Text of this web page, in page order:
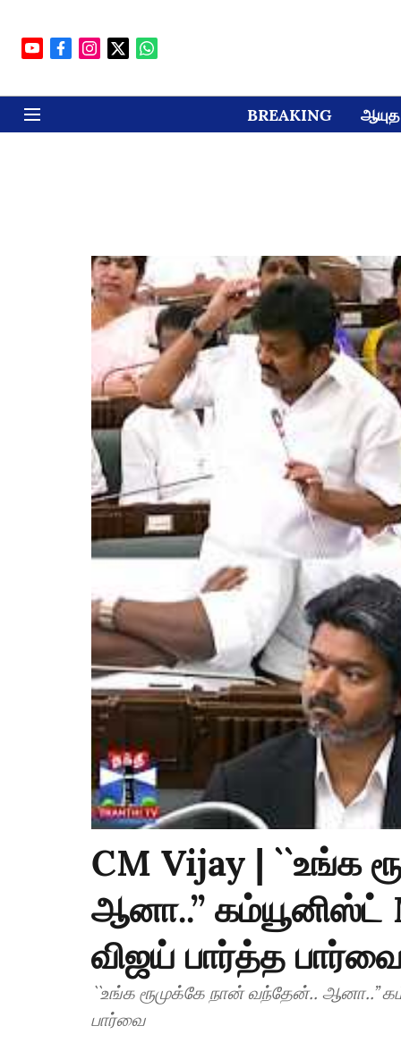
BREAKING ஆயுத
CM Vijay | ``உங்க
ஆனா..’’ கம்யூனிஸ்ட்
விஜய் பார்த்த
``உங்க ரூமுக்கே நான் வந்தேன்.. ஆனா..’’
பார்வை